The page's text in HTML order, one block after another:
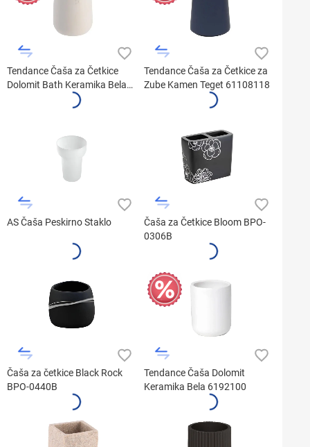
Tendance Čaša za Četkice
Dolomit Bath Keramika Bela
Tendance Čaša za Četkice za
Zube Kamen Teget 61108118
AS Čaša Peskirno Staklo
Čaša za Četkice Bloom BPO-
0306B
Čaša za četkice Black Rock
BPO-0440B
Tendance Čaša Dolomit
Keramika Bela 6192100